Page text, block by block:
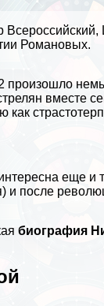
Романовых.
произошло
вместе
еще и
и после
биография